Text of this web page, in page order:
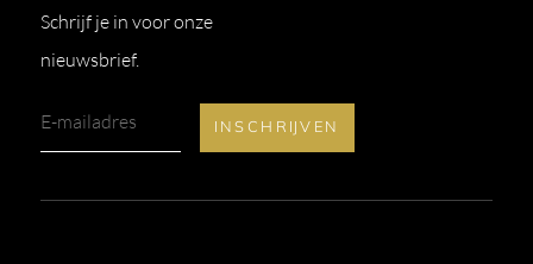
Schrijf je in voor onze
nieuwsbrief.